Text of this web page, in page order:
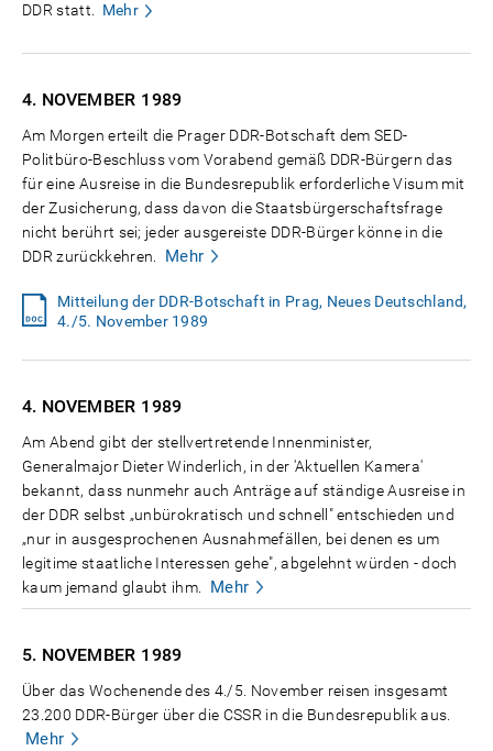
DDR statt. Mehr
4. NOVEMBER 1989
Am Morgen erteilt die Prager DDR-Botschaft dem SED-
Politbüro-Beschluss vom Vorabend gemäß DDR-Bürgern das
für eine Ausreise in die Bundesrepublik erforderliche Visum mit
der Zusicherung, dass davon die Staatsbürgerschaftsfrage
nicht berührt sei; jeder ausgereiste DDR-Bürger könne in die
DDR zurückkehren.
Mehr
Mitteilung der DDR-Botschaft in Prag, Neues Deutschland,
4./5. November 1989
4. NOVEMBER 1989
Am Abend gibt der stellvertretende Innenminister,
Generalmajor Dieter Winderlich, in der 'Aktuellen Kamera'
bekannt, dass nunmehr auch Anträge auf ständige Ausreise in
der DDR selbst „unbürokratisch und schnell" entschieden und
„nur in ausgesprochenen Ausnahmefällen, bei denen es um
legitime staatliche Interessen gehe", abgelehnt würden - doch
kaum jemand glaubt ihm.
Mehr
5. NOVEMBER 1989
Über das Wochenende des 4./5. November reisen insgesamt
23.200 DDR-Bürger über die CSSR in die Bundesrepublik aus.
Mehr